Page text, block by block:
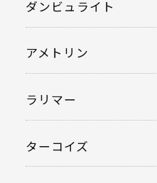
ダンビュライト
アメトリン
ラリマー
ターコイズ